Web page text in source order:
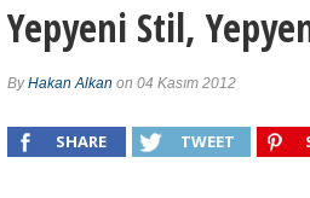
Mercedes-Benz
Keskin Hatlar, GR
Geleceğin
Pazarın Lideri,
Hem Şehirli Hem
Yepyeni Stil,
ByHakan Alkan on 04 Kasım 2012
SHARE TWEET